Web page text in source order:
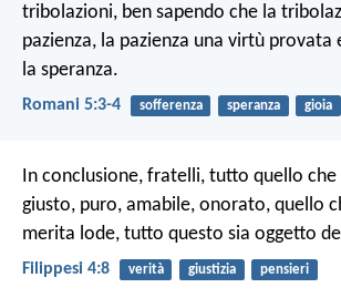
tribolazioni, ben sapendo che la
pazienza, la pazienza una virtù
la speranza.
Romani 5:3-4 sofferenza speranza gioia
In conclusione, fratelli, tutto quello che
giusto, puro, amabile, onorato, quello
merita lode, tutto questo sia oggetto
Filippesi 4:8 verità giustizia pensieri